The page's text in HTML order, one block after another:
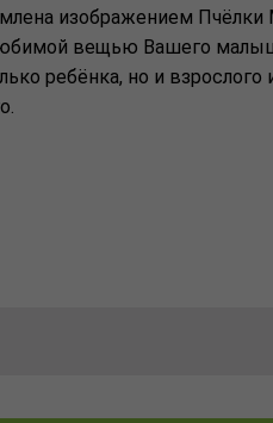
изображением Пчёлки
вещью Вашего
ребёнка, но и взрослого